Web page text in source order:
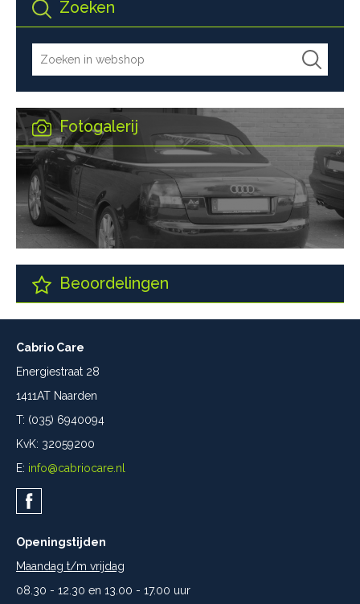
Zoeken
Fotogalerij
Beoordelingen
Cabrio Care
Energiestraat 28
1411AT Naarden
T: (035) 6940094
KvK: 32059200
E: info@cabriocare.nl
Openingstijden
Maandag t/m vrijdag
08.30 - 12.30 en 13.00 - 17.00 uur